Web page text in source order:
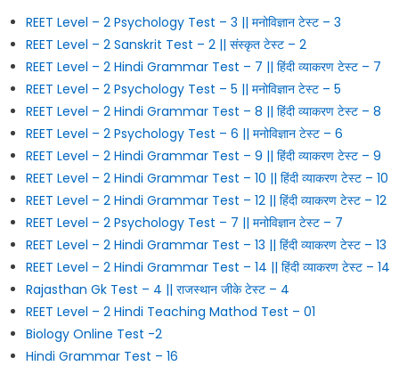
REET Level – 2 Psychology Test – 3 || मनोविज्ञान टेस्ट – 3
REET Level – 2 Sanskrit Test – 2 || संस्कृत टेस्ट – 2
REET Level – 2 Hindi Grammar Test – 7 || हिंदी व्याकरण टेस्ट – 7
REET Level – 2 Psychology Test – 5 || मनोविज्ञान टेस्ट – 5
REET Level – 2 Hindi Grammar Test – 8 || हिंदी व्याकरण टेस्ट – 8
REET Level – 2 Psychology Test – 6 || मनोविज्ञान टेस्ट – 6
REET Level – 2 Hindi Grammar Test – 9 || हिंदी व्याकरण टेस्ट – 9
REET Level – 2 Hindi Grammar Test – 10 || हिंदी व्याकरण टेस्ट – 10
REET Level – 2 Hindi Grammar Test – 12 || हिंदी व्याकरण टेस्ट – 12
REET Level – 2 Psychology Test – 7 || मनोविज्ञान टेस्ट – 7
REET Level – 2 Hindi Grammar Test – 13 || हिंदी व्याकरण टेस्ट – 13
REET Level – 2 Hindi Grammar Test – 14 || हिंदी व्याकरण टेस्ट – 14
Rajasthan Gk Test – 4 || राजस्थान जीके टेस्ट – 4
REET Level – 2 Hindi Teaching Mathod Test – 01
Biology Online Test -2
Hindi Grammar Test – 16